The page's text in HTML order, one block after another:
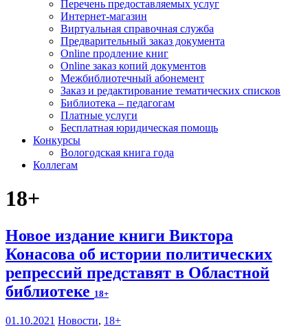
Перечень предоставляемых услуг
Интернет-магазин
Виртуальная справочная служба
Предварительный заказ документа
Online продление книг
Online заказ копий документов
Межбиблиотечный абонемент
Заказ и редактирование тематических списков
Библиотека – педагогам
Платные услуги
Бесплатная юридическая помощь
Конкурсы
Вологодская книга года
Коллегам
18+
Новое издание книги Виктора
Конасова об истории политических
репрессий представят в Областной
библиотеке 18+
01.10.2021 Новости, 18+